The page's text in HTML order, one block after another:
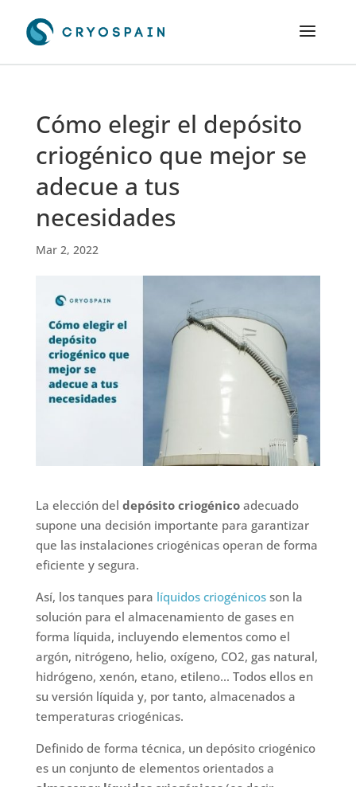
Cómo elegir el depósito
criogénico que mejor se
adecue a tus
necesidades
Mar 2, 2022
La elección del depósito criogénicoadecuado
supone una decisión importante para garantizar
que las instalaciones criogénicas operan de forma
eficiente y segura.
Así, los tanques para líquidos criogénicosson la
solución para el almacenamiento de gases en
forma líquida, incluyendo elementos como el
argón, nitrógeno, helio, oxígeno, CO2, gas natural,
hidrógeno, xenón, etano, etileno… Todos ellos en
su versión líquida y, por tanto, almacenados a
temperaturas criogénicas.
Definido de forma técnica, un depósito criogénico
es un conjunto de elementos orientados a